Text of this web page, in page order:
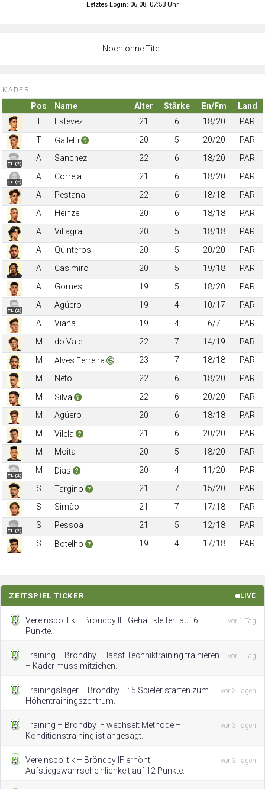
Letztes Login: 06.08. 07:53 Uhr
Noch ohne Titel.
KADER:
Pos Name Alter Stärke En/Fm
Land
T
Estévez 21 6 18/20
PAR
T
Galletti 20 5 20/20 PAR
TL (2)
A Sanchez 22 6 18/20 PAR
TL (2)
A Correia 21 6 18/20
PAR
A
Pestana 22 6 18/18
PAR
A
Heinze 20 6 18/18
PAR
A
Villagra 20 5 18/18
PAR
A
Quinteros 20 5 20/20
PAR
A
Casimiro 20 5 19/18
PAR
A
Gomes 19 5 18/20 PAR
TL (2)
A Agüero 19 4 10/17
PAR
A
Viana 19 4 6/7
PAR
M
do Vale 22 7 14/19
PAR
M
Alves Ferreira 23 7 18/18
PAR
M
Neto 22 6 18/20
PAR
M
Silva 22 6 20/20
PAR
M
Agüero 20 6 18/18
PAR
M
Vilela 21 6 20/20
PAR
M
Moita 20 5 18/20 PAR
TL (2)
M Dias 20 4 11/20
PAR
S
Targino 21 7 15/20
PAR
S
Simão 21 7 17/18 PAR
TL (2)
S Pessoa 21 5 12/18
PAR
S
Botelho 19 4 17/18 PAR
ZEITSPIEL TICKER LIVE
Vereinspolitik – Bröndby IF: Gehalt klettert auf 6
Punkte.
vor 1 Tag
Training – Bröndby IF lässt Techniktraining trainieren
– Kader muss mitziehen.
vor 1 Tag
Trainingslager – Bröndby IF: 5 Spieler starten zum
Höhentrainingszentrum.
vor 3 Tagen
Training – Bröndby IF wechselt Methode –
Konditionstraining ist angesagt.
vor 3 Tagen
Vereinspolitik – Bröndby IF erhöht
Aufstiegswahrscheinlichkeit auf 12 Punkte.
vor 3 Tagen